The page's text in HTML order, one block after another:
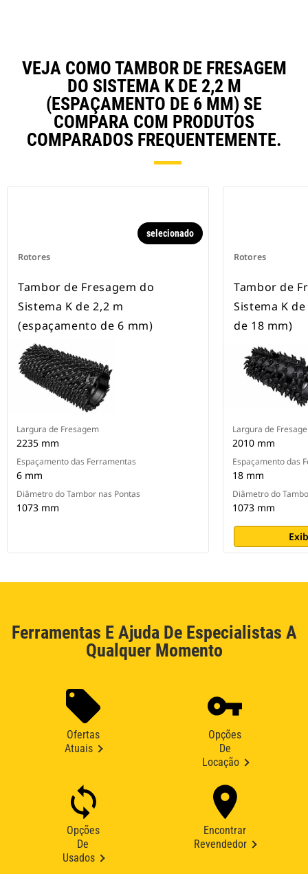
VEJA COMO TAMBOR DE FRESAGEM
DO SISTEMA K DE 2,2 M
(ESPAÇAMENTO DE 6 MM) SE
COMPARA COM PRODUTOS
COMPARADOS FREQUENTEMENTE.
Rotores
selecionado
Tambor de Fresagem do
Sistema K de 2,2 m
(espaçamento de 6 mm)
Largura de Fresagem
2235 mm
Espaçamento das Ferramentas
6 mm
Diâmetro do Tambor nas Pontas
1073 mm
Rotores
Tambor de
Sistema K
de 18 mm)
Largura de
2010 mm
Espaçamento das
18 mm
Diâmetro do
1073 mm
Ferramentas E Ajuda De Especialistas A
Qualquer Momento
Ofertas
Atuais
Opções
De
Locação
Opções
De
Usados
Encontrar
Revendedor